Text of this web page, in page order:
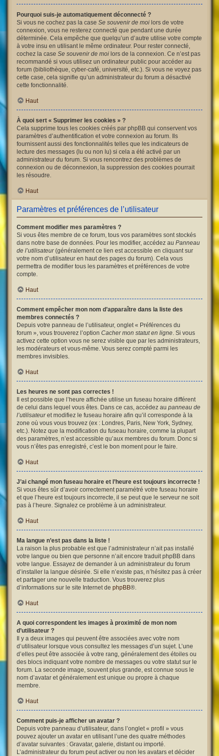
Pourquoi suis-je automatiquement déconnecté ?
Si vous ne cochez pas la case Se souvenir de moi lors de votre
connexion, vous ne resterez connecté que pendant une durée
déterminée. Cela empêche que quelqu’un d’autre utilise votre compte
à votre insu en utilisant le même ordinateur. Pour rester connecté,
cochez la case Se souvenir de moi lors de la connexion. Ce n’est pas
recommandé si vous utilisez un ordinateur public pour accéder au
forum (bibliothèque, cyber-café, université, etc.). Si vous ne voyez pas
cette case, cela signifie qu’un administrateur du forum a désactivé
cette fonctionnalité.
Haut
À quoi sert « Supprimer les cookies » ?
Cela supprime tous les cookies créés par phpBB qui conservent vos
paramètres d’authentification et votre connexion au forum. Ils
fournissent aussi des fonctionnalités telles que les indicateurs de
lecture des messages (lu ou non lu) si cela a été activé par un
administrateur du forum. Si vous rencontrez des problèmes de
connexion ou de déconnexion, la suppression des cookies pourrait
les résoudre.
Haut
Paramètres et préférences de l’utilisateur
Comment modifier mes paramètres ?
Si vous êtes membre de ce forum, tous vos paramètres sont stockés
dans notre base de données. Pour les modifier, accédez au Panneau
de l’utilisateur(généralement ce lien est accessible en cliquant sur
votre nom d’utilisateur en haut des pages du forum). Cela vous
permettra de modifier tous les paramètres et préférences de votre
compte.
Haut
Comment empêcher mon nom d’apparaître dans la liste des
membres connectés ?
Depuis votre panneau de l’utilisateur, onglet « Préférences du
forum », vous trouverez l’option Cacher mon statut en ligne. Si vous
activez cette option vous ne serez visible que par les administrateurs,
les modérateurs et vous-même. Vous serez compté parmi les
membres invisibles.
Haut
Les heures ne sont pas correctes !
Il est possible que l’heure affichée utilise un fuseau horaire différent
de celui dans lequel vous êtes. Dans ce cas, accédez au panneau de
l’utilisateuret modifiez le fuseau horaire afin qu’il corresponde à la
zone où vous vous trouvez (ex : Londres, Paris, New York, Sydney,
etc.). Notez que la modification du fuseau horaire, comme la plupart
des paramètres, n’est accessible qu’aux membres du forum. Donc si
vous n’êtes pas enregistré, c’est le bon moment pour le faire.
Haut
J’ai changé mon fuseau horaire et l’heure est toujours incorrecte !
Si vous êtes sûr d’avoir correctement paramétré votre fuseau horaire
et que l’heure est toujours incorrecte, il se peut que le serveur ne soit
pas à l’heure. Signalez ce problème à un administrateur.
Haut
Ma langue n’est pas dans la liste !
La raison la plus probable est que l’administrateur n’ait pas installé
votre langue ou bien que personne n’ait encore traduit phpBB dans
votre langue. Essayez de demander à un administrateur du forum
d’installer la langue désirée. Si elle n’existe pas, n’hésitez pas à créer
et partager une nouvelle traduction. Vous trouverez plus
d’informations sur le site Internet de phpBB®.
Haut
A quoi correspondent les images à proximité de mon nom
d’utilisateur ?
Il y a deux images qui peuvent être associées avec votre nom
d’utilisateur lorsque vous consultez les messages d’un sujet. L’une
d’elles peut être associée à votre rang, généralement des étoiles ou
des blocs indiquant votre nombre de messages ou votre statut sur le
forum. La seconde image, souvent plus grande, est connue sous le
nom d’avatar et généralement est unique ou propre à chaque
membre.
Haut
Comment puis-je afficher un avatar ?
Depuis votre panneau d’utilisateur, dans l’onglet « profil » vous
pouvez ajouter un avatar en utilisant l’une des quatre méthodes
d’avatar suivantes : Gravatar, galerie, distant ou importé.
L’administrateur du forum peut activer ou non les avatars et décider